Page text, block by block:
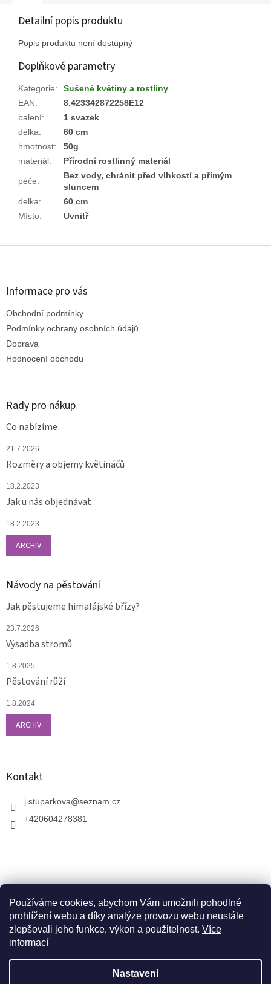
Používáme cookies, abychom Vám umožnili pohodlné
prohlížení webu a díky analýze provozu webu neustále
zlepšovali jeho funkce, výkon a použitelnost. Více
informací
Nastavení
V zahradnictví je možné osobně vybírat stromy a
dopravou. Otevřeno máme ve středu, v pátek a v neděli
Detailní popis produktu
Popis produktu není dostupný
Doplňkové parametry
Kategorie:
Sušené květiny a rostliny
EAN:
8.423342872258E12
balení:
1 svazek
délka:
60 cm
hmotnost:
50g
materiál: Přírodní rostlinný materiál
péče:
Bez vody, chránit před vlhkostí a přímým
sluncem
delka:
60 cm
Místo: Uvnitř
Z
Informace pro vás
Obchodní podmínky
Podmínky ochrany osobních údajů
Doprava
Hodnocení obchodu
Rady pro nákup
Co nabízíme
21.7.2026
Rozměry a objemy květináčů
18.2.2023
Jak u nás objednávat
18.2.2023
ARCHIV
Návody na pěstování
Jak pěstujeme himalájské břízy?
23.7.2026
Výsadba stromů
1.8.2025
Pěstování růží
1.8.2024
ARCHIV
Kontakt
j.stuparkova@seznam.cz
+420604278381